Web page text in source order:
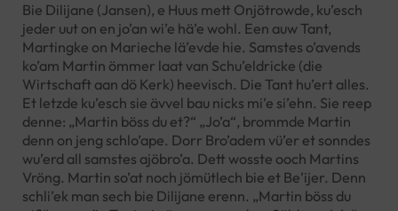
Bie Dilijane (Jansen), e Huus mett Onjötrowde, ku’esch
jeder uut on en jo’an wi’e hä’e wohl. Een auw Tant,
Martingke on Marieche lä’evde hie. Samstes o’avends
ko’am Martin ömmer laat van Schu’eldricke (die
Wirtschaft aan dö Kerk) heevisch. Die Tant hu’ert alles.
Et letzde ku’esch sie ävvel bau nicks mi’e si’ehn. Sie reep
denne: „Martin böss du et?“ „Jo’a“, brommde Martin
denn on jeng schlo’ape. Dorr Bro’adem vü’er et sonndes
wu’erd all samstes ajöbro’a. Dett wosste ooch Martins
Vröng. Martin so’at noch jömütlech bie et Be’ijer. Denn
schli’ek man sech bie Dilijane erenn. „Martin böss du